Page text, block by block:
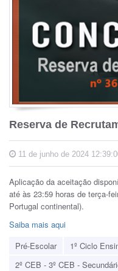
Reserva de
11 de junho de 2024
Aplicação da aceitação
até às 23:59 horas de terça-
Portugal continental).
Saiba mais aqui
Pré-Escolar
1º Ciclo
2º CEB - 3º CEB -